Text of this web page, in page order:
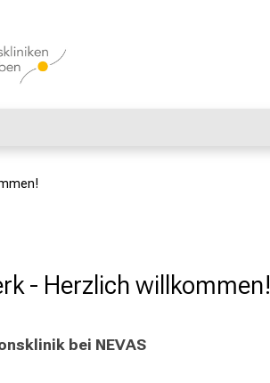
- Herzlich willkommen!
bei NEVAS